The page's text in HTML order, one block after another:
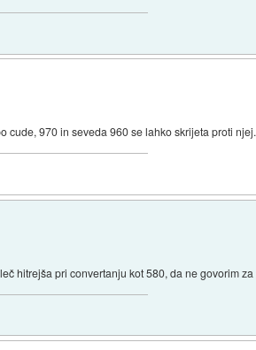
cude, 970 in seveda 960 se lahko skrijeta proti njej.
hitrejša pri convertanju kot 580, da ne govorim